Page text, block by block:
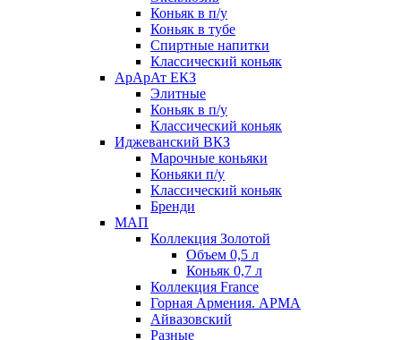
Коньяк в п/у
Коньяк в тубе
Спиртные напитки
Классический коньяк
АрАрАт ЕКЗ
Элитные
Коньяк в п/у
Классический коньяк
Иджеванский ВКЗ
Марочные коньяки
Коньяки п/у
Классический коньяк
Бренди
МАП
Коллекция Золотой
Объем 0,5 л
Коньяк 0,7 л
Коллекция France
Горная Армения. АРМА
Айвазовский
Разные